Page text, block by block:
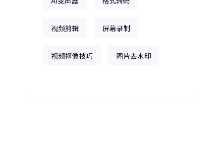
视频剪辑 屏幕录制
视频抠像技巧 图片去水印